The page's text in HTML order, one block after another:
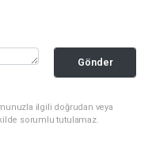
Gönder
ilgili doğrudan veya
sorumlu tutulamaz.